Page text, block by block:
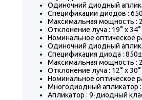
Одиночний диодный
Спецификации диодов :
Максимальная мощность :
Отклонение луча : 19° x 34°
Номинальное оптическое
Одиночний диодный
Спецификация диода :
Максимальная мощность :
Отклонение луча : 12° x 30°
Номинальное оптическое
Многодиодный апликатор :
Апликатор : 9-диодный